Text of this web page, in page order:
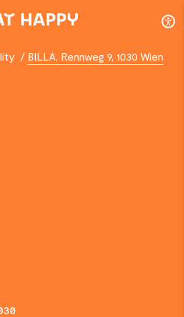
/ BILLA, Rennweg 9, 1030 Wien